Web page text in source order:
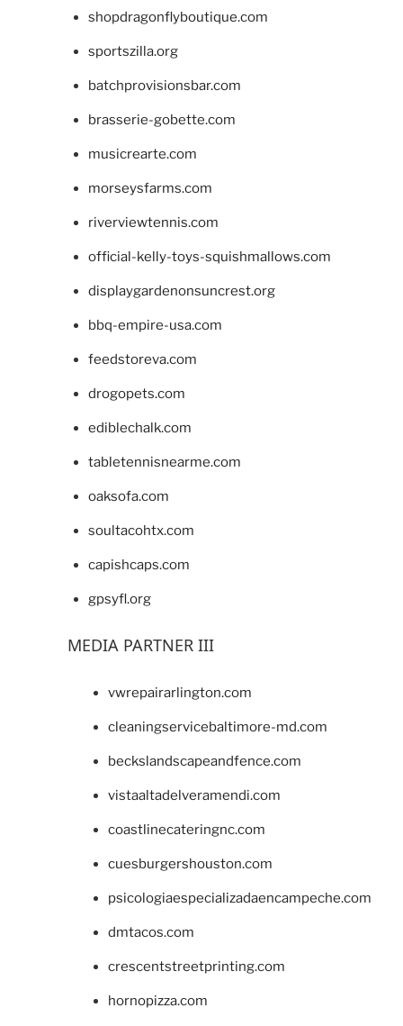
shopdragonflyboutique.com
sportszilla.org
batchprovisionsbar.com
brasserie-gobette.com
musicrearte.com
morseysfarms.com
riverviewtennis.com
official-kelly-toys-squishmallows.com
displaygardenonsuncrest.org
bbq-empire-usa.com
feedstoreva.com
drogopets.com
ediblechalk.com
tabletennisnearme.com
oaksofa.com
soultacohtx.com
capishcaps.com
gpsyfl.org
MEDIA PARTNER III
vwrepairarlington.com
cleaningservicebaltimore-md.com
beckslandscapeandfence.com
vistaaltadelveramendi.com
coastlinecateringnc.com
cuesburgershouston.com
psicologiaespecializadaencampeche.com
dmtacos.com
crescentstreetprinting.com
hornopizza.com